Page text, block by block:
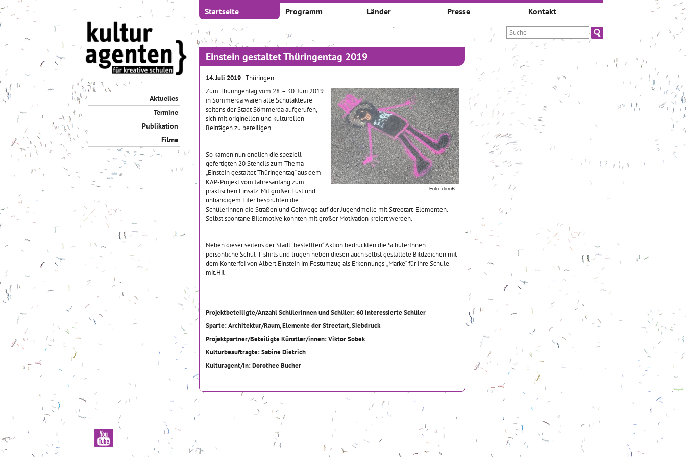
Aktuelles
Termine
Publikation
Filme
Startseite Programm Länder Presse Kontakt
Einstein gestaltet Thüringentag 2019
14. Juli 2019 | Thüringen
Foto: doroB.
Zum Thüringentag vom 28. – 30. Juni 2019
in Sömmerda waren alle Schulakteure
seitens der Stadt Sömmerda aufgerufen,
sich mit originellen und kulturellen
Beiträgen zu beteiligen.
So kamen nun endlich die speziell
gefertigten 20 Stencils zum Thema
„Einstein gestaltet Thüringentag“ aus dem
KAP-Projekt vom Jahresanfang zum
praktischen Einsatz. Mit großer Lust und
unbändigem Eifer besprühten die
SchülerInnen die Straßen und Gehwege auf der Jugendmeile mit Streetart-Elementen.
Selbst spontane Bildmotive konnten mit großer Motivation kreiert werden.
Neben dieser seitens der Stadt „bestellten“ Aktion bedruckten die SchülerInnen
persönliche Schul-T-shirts und trugen neben diesen auch selbst gestaltete Bildzeichen mit
dem Konterfei von Albert Einstein im Festumzug als Erkennungs-„Marke“ für ihre Schule
mit.Hil
Projektbeteiligte/Anzahl Schülerinnen und Schüler: 60 interessierte Schüler
Sparte: Architektur/Raum, Elemente der Streetart, Siebdruck
Projektpartner/Beteiligte Künstler/innen: Viktor Sobek
Kulturbeauftragte: Sabine Dietrich
Kulturagent/in: Dorothee Bucher